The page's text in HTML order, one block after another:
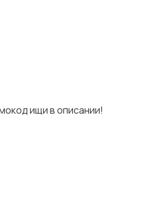
ищи в описании!